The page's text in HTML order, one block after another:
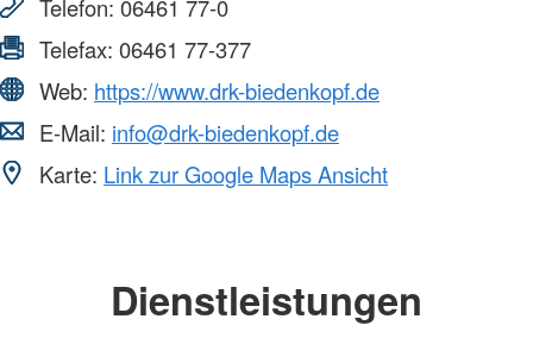
Telefon: 06461 77-0
Telefax: 06461 77-377
Web: https://www.drk-biedenkopf.de
E-Mail: info@drk-biedenkopf.de
Karte: Link zur Google Maps Ansicht
Dienstleistungen